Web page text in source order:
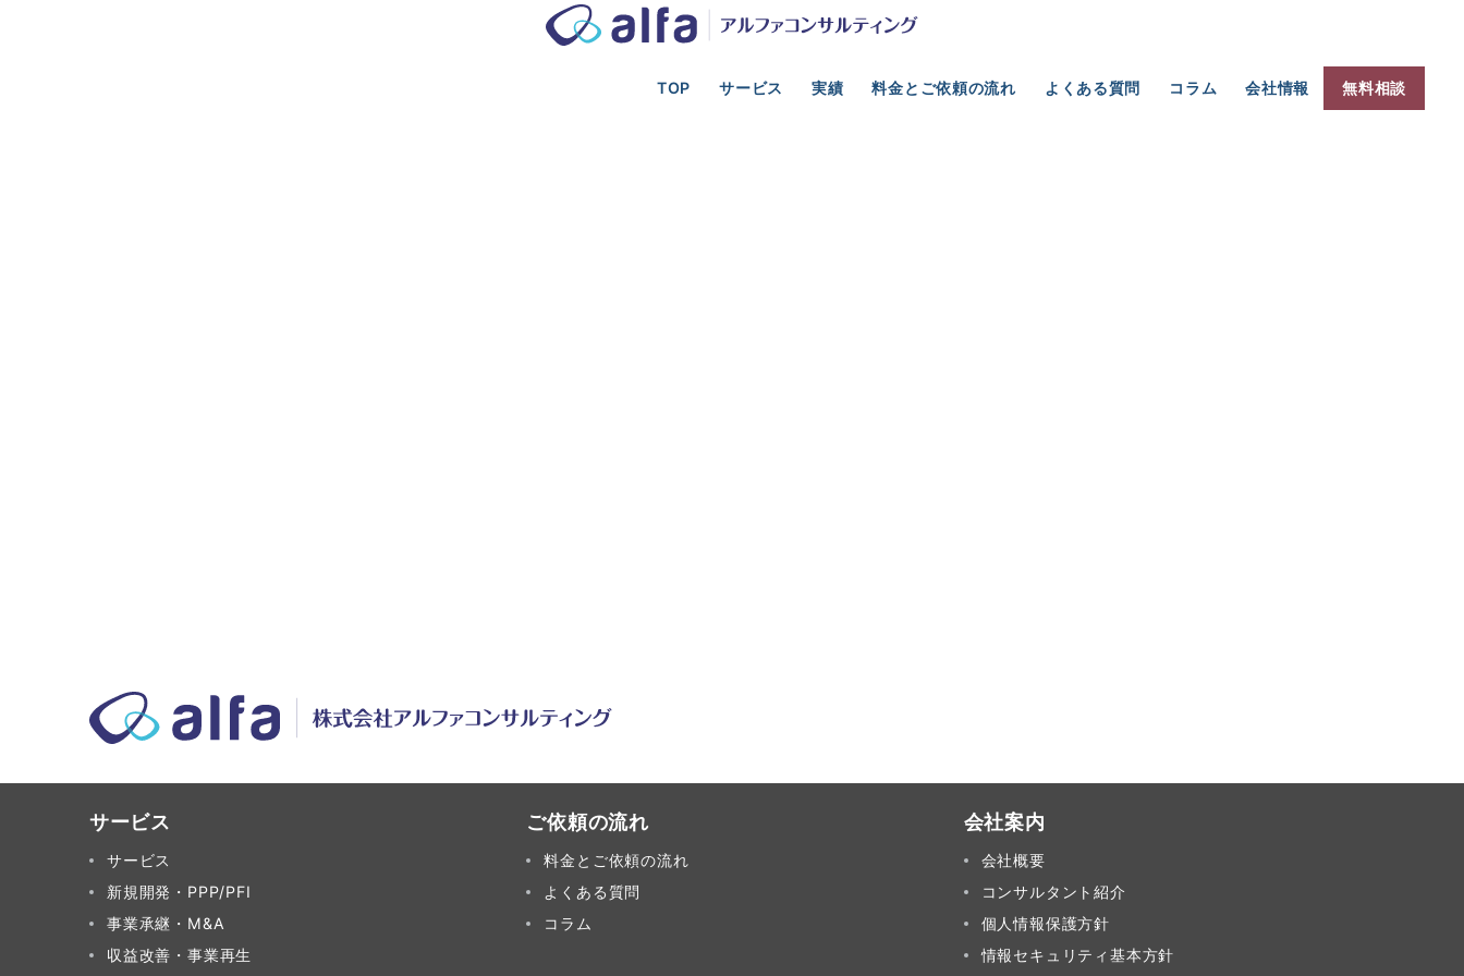
TOP サービス 実績 料金とご依頼の流れ よくある質問 コラム 会社情報 無料相談
サービス
サービス
新規開発・PPP/PFI
事業承継・M&A
収益改善・事業再生
ご依頼の流れ
料金とご依頼の流れ
よくある質問
コラム
会社案内
会社概要
コンサルタント紹介
個人情報保護方針
情報セキュリティ基本方針